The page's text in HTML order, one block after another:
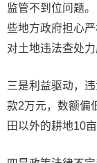
监管不到位问题
些地方政府担心
对土地违法查处
三是利益驱动，
款2万元，数额偏
田以外的耕地10